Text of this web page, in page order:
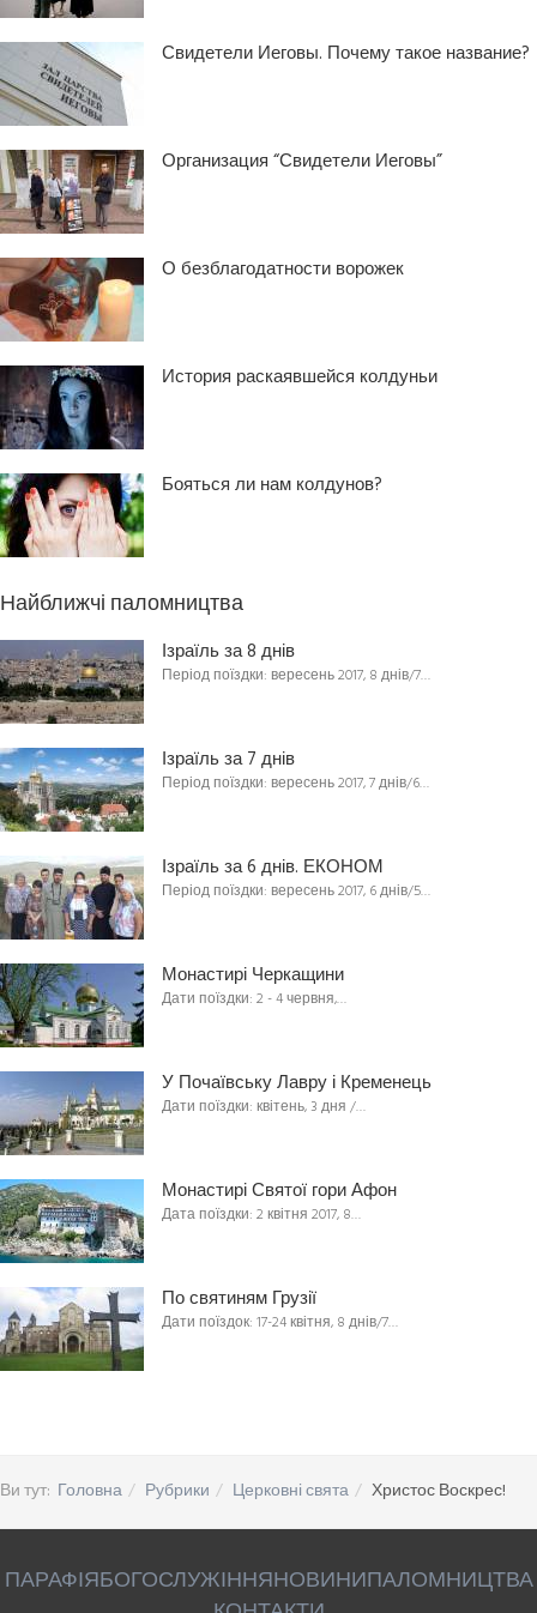
Свидетели Иеговы. Почему такое название?
Организация “Свидетели Иеговы”
О безблагодатности ворожек
История раскаявшейся колдуньи
Бояться ли нам колдунов?
Найближчі паломництва
Ізраїль за 8 днів
Період поїздки: вересень 2017, 8 днів/7…
Ізраїль за 7 днів
Період поїздки: вересень 2017, 7 днів/6…
Ізраїль за 6 днів. ЕКОНОМ
Період поїздки: вересень 2017, 6 днів/5…
Монастирі Черкащини
Дати поїздки: 2 - 4 червня,…
У Почаївську Лавру і Кременець
Дати поїздки: квітень, 3 дня /…
Монастирі Святої гори Афон
Дата поїздки: 2 квітня 2017, 8…
По святиням Грузії
Дати поїздок: 17-24 квітня, 8 днів/7…
Ви тут: Головна Рубрики Церковні свята Христос Воскрес!
ПАРАФІЯБОГОСЛУЖІННЯНОВИНИПАЛОМНИЦТВА